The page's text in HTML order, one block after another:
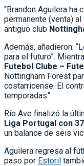
“Brandon Aguilera ha
permanente (venta)
antiguo club
Además, añadieron:
para el futuro”.
Futebol Clube –
Nottingham Forest
costarricense. El
temporadas”.
Río Ave finalizó la
Liga Portugal con
un balance de seis
Aguilera regresa al
paso por Estoril